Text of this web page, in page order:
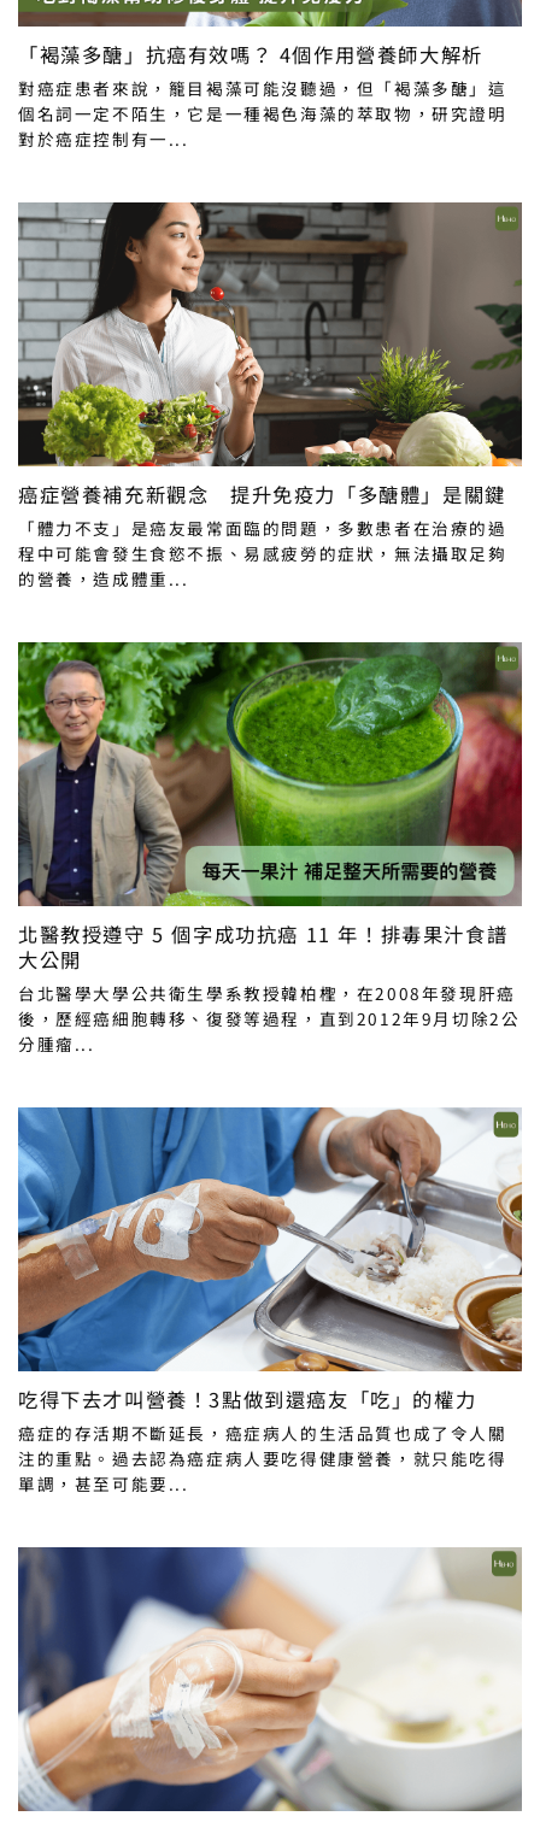
「褐藻多醣」抗癌有效嗎？ 4個作用營養師大解析
對癌症患者來說，籠目褐藻可能沒聽過，但「褐藻多醣」這
個名詞一定不陌生，它是一種褐色海藻的萃取物，研究證明
對於癌症控制有一...
癌症營養補充新觀念 提升免疫力「多醣體」是關鍵
「體力不支」是癌友最常面臨的問題，多數患者在治療的過
程中可能會發生食慾不振、易感疲勞的症狀，無法攝取足夠
的營養，造成體重...
北醫教授遵守 5 個字成功抗癌 11 年！排毒果汁食譜
大公開
台北醫學大學公共衛生學系教授韓柏檉，在2008年發現肝癌
後，歷經癌細胞轉移、復發等過程，直到2012年9月切除2公
分腫瘤...
吃得下去才叫營養！3點做到還癌友「吃」的權力
癌症的存活期不斷延長，癌症病人的生活品質也成了令人關
注的重點。過去認為癌症病人要吃得健康營養，就只能吃得
單調，甚至可能要...